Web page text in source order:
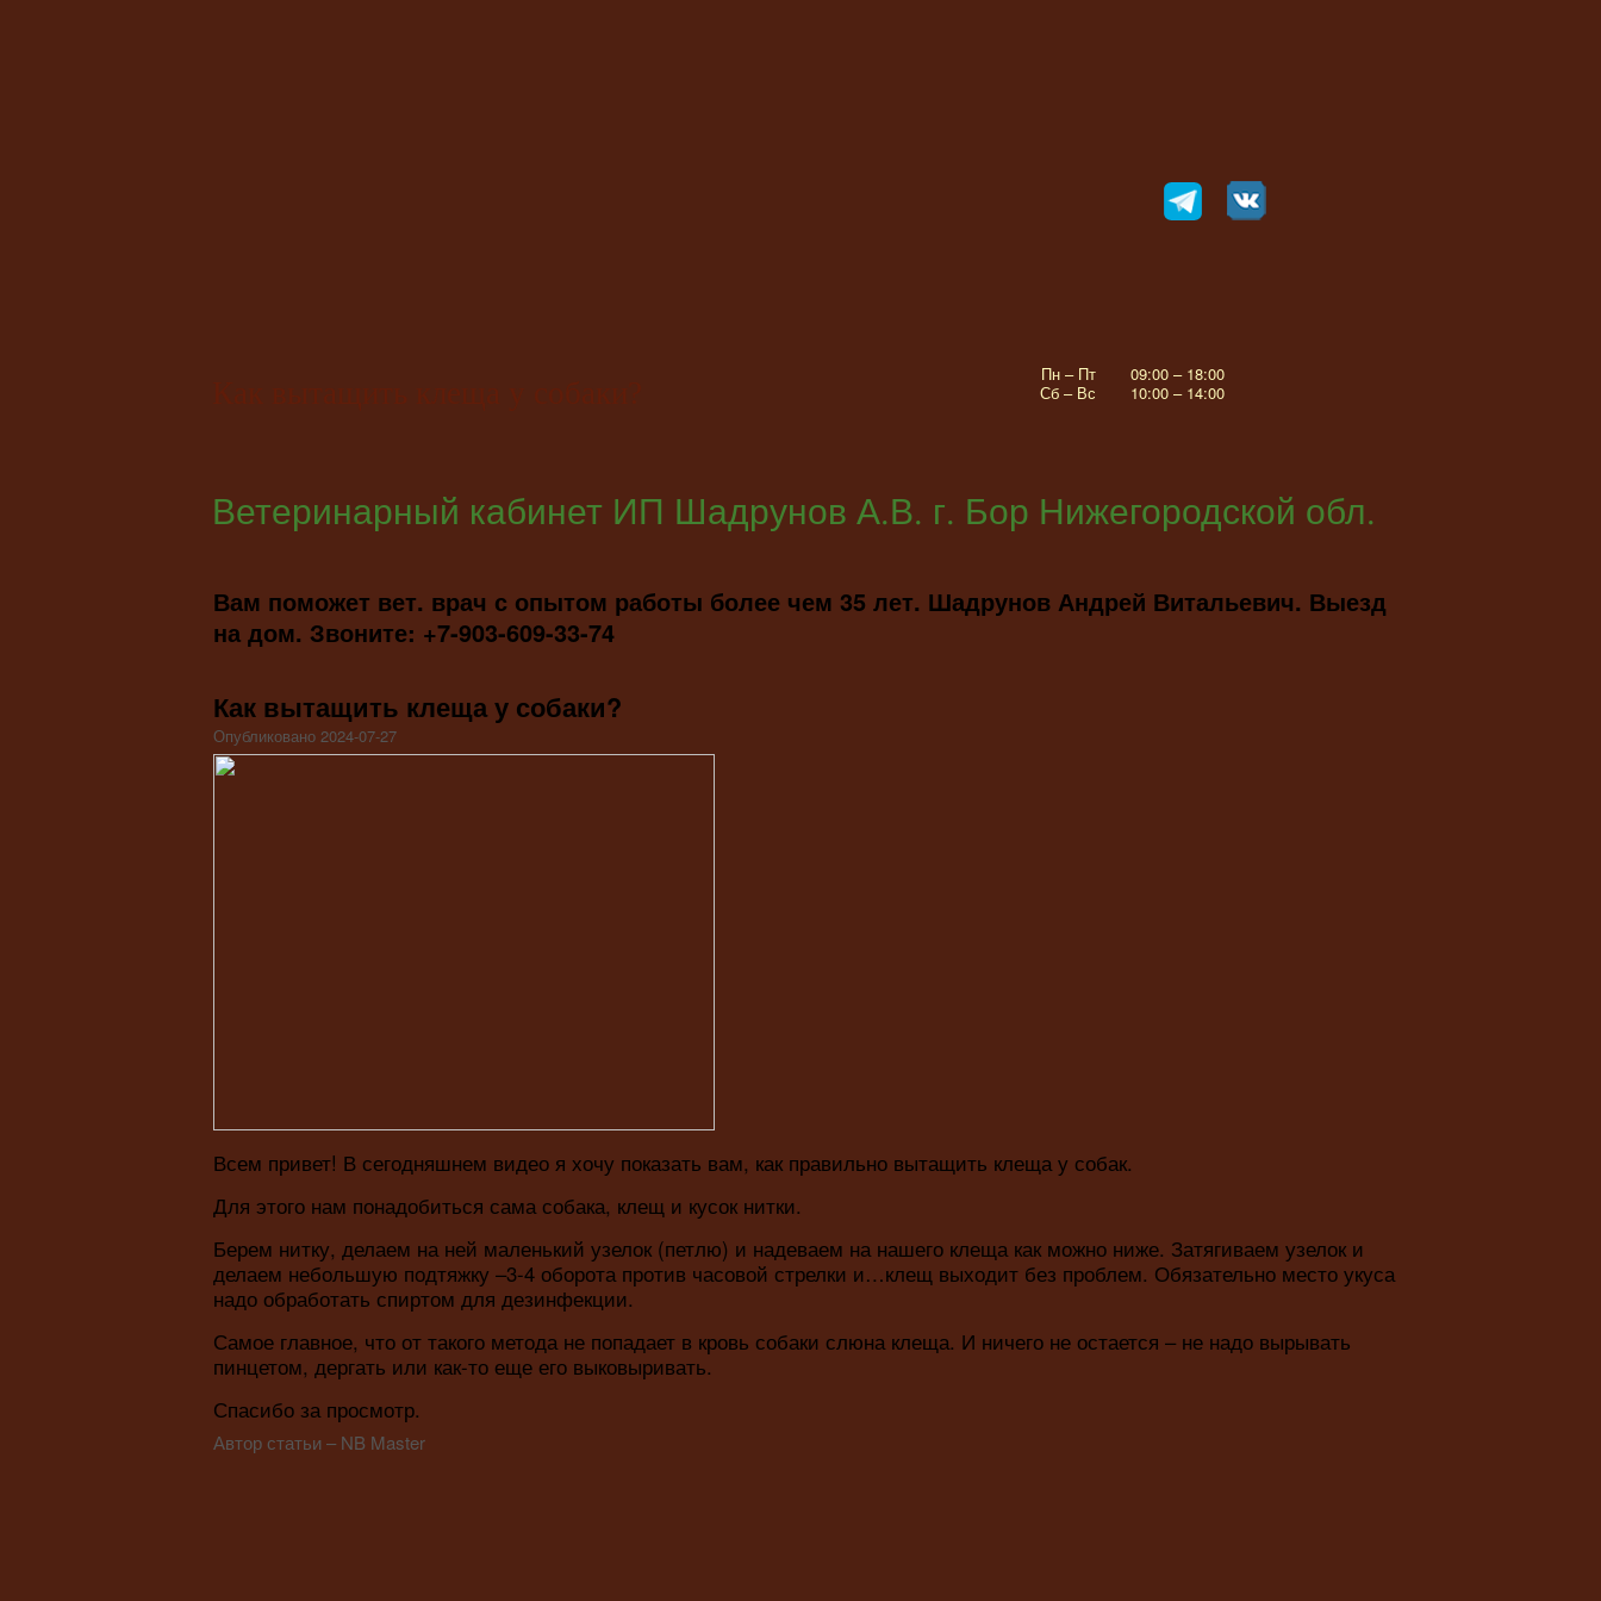
Пн – Пт
Сб – Вс
09:00 – 18:00
10:00 – 14:00
Ветеринарный кабинет ИП Шадрунов А.В. г. Бор Нижегородской обл.
Вам поможет вет. врач с опытом работы более чем 35 лет. Шадрунов Андрей Витальевич. Выезд
на дом. Звоните: +7-903-609-33-74
Как вытащить клеща у собаки?
Опубликовано 2024-07-27
Всем привет! В сегодняшнем видео я хочу показать вам, как правильно вытащить клеща у собак.
Для этого нам понадобиться сама собака, клещ и кусок нитки.
Берем нитку, делаем на ней маленький узелок (петлю) и надеваем на нашего клеща как можно ниже. Затягиваем узелок и
делаем небольшую подтяжку –3-4 оборота против часовой стрелки и…клещ выходит без проблем. Обязательно место укуса
надо обработать спиртом для дезинфекции.
Самое главное, что от такого метода не попадает в кровь собаки слюна клеща. И ничего не остается – не надо вырывать
пинцетом, дергать или как-то еще его выковыривать.
Спасибо за просмотр.
Автор статьи – NB Master